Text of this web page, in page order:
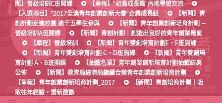
聞】晉級培訓C班開課
【章程】“初鳥成長篇”內地學習交流
【入選項目】“2017全澳青年創業創新大賽”企業成長組
【新聞】青
創計劃走進校園 逾千五學生參與
【新聞】青年創業創新培育計劃 —
晉級培訓A班開課
【新聞】青創計劃｜創造出良好的青年創業風氣
【章程】晉級培訓
【新聞】青年雙創培育計劃E、F班開課
【新聞】青年雙創培育計劃 C、D班開課
【新聞】青年雙創培
育計劃 A、B班開課
【抽籤名單】青年創業創新培育計劃抽籤結果
公佈
【新聞】教青局經濟局繼續合辦青年創業創新培育計劃
【章程】青年創業創新培育計劃_2017
【新聞】青創培育計劃｜吸
取往年經驗，重新啟動